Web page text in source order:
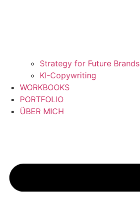
Strategy for Future Brands
KI-Copywriting
WORKBOOKS
PORTFOLIO
ÜBER MICH